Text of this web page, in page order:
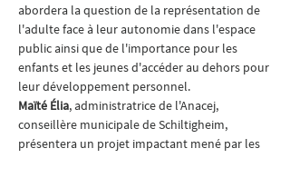
abordera la question de la représentation de
l'adulte face à leur autonomie dans l'espace
public ainsi que de l'importance pour les
enfants et les jeunes d'accéder au dehors pour
leur développement personnel.
Maïté Élia, administratrice de l'Anacej,
conseillère municipale de Schiltigheim,
présentera un projet impactant mené par les